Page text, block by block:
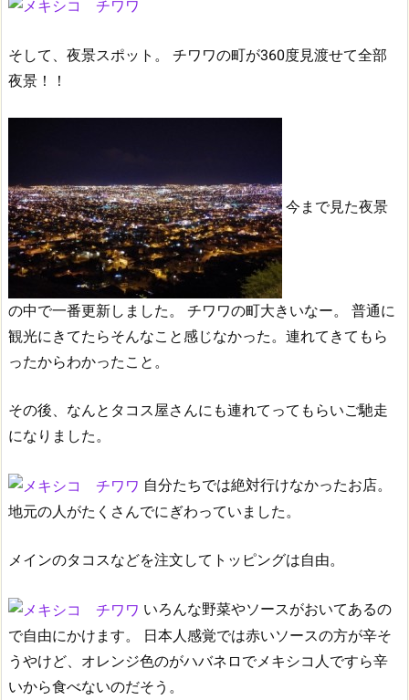
そして、夜景スポット。
チワワの町が360度見渡せて全部
夜景！！
今まで見た夜景
の中で一番更新しました。 チワワの町大きいなー。
普通に
観光にきてたらそんなこと感じなかった。連れてきてもら
ったからわかったこと。
その後、なんとタコス屋さんにも連れてってもらいご馳走
になりました。
自分たちでは絶対行けなかったお店。
地元の人がたくさんでにぎわっていました。
メインのタコスなどを注文してトッピングは自由。
いろんな野菜やソースがおいてあるの
で自由にかけます。
日本人感覚では赤いソースの方が辛そ
うやけど、オレンジ色のがハバネロでメキシコ人ですら辛
いから食べないのだそう。